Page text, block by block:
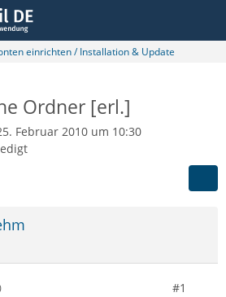
einrichten / Installation & Update
Ordner [erl.]
Februar 2010 um 10:30
#1